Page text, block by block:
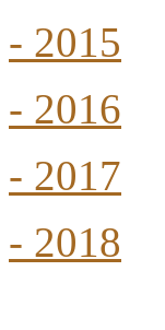
- 2015
- 2016
- 2017
- 2018